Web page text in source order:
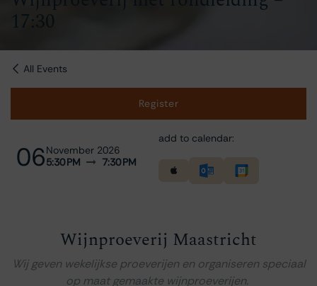
17:30
All Events
Register
06November 2026
5:30 PM
7:30 PM
add to calendar:
Wijnproeverij Maastricht
Wij geven wekelijkse proeverijen en organiseren speciaal
op maat gemaakte wijnproeverijen.